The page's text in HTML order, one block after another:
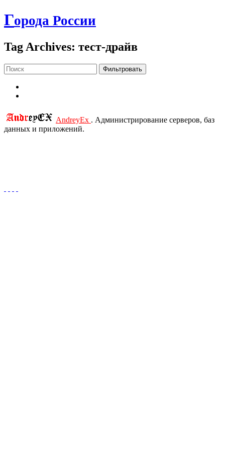
Города России
Tag Archives: тест-драйв
Фильтровать
AndreyEx . Администрирование серверов, баз
данных и приложений.